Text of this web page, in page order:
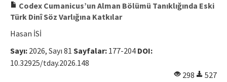
Codex Cumanicus’un Alman Bölümü Tanıklığında Eski
Türk Dinî Söz Varlığına Katkılar
Hasan İSİ
Sayı: 2026, Sayı 81 Sayfalar: 177-204 DOI:
10.32925/tday.2026.148
298
527